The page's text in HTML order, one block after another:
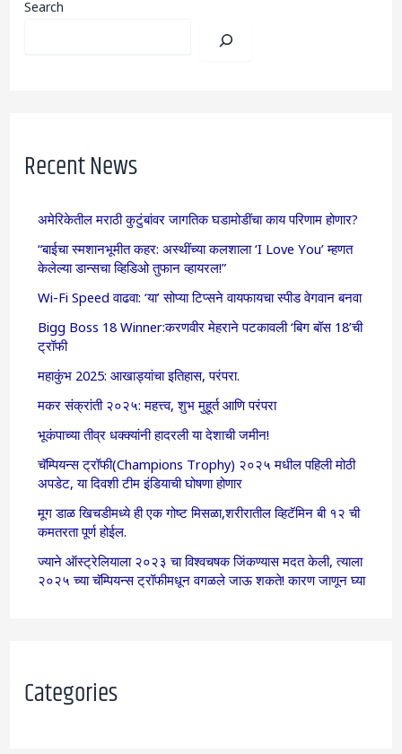
Search
Recent News
अमेरिकेतील मराठी कुटुंबांवर जागतिक घडामोडींचा काय परिणाम होणार?
“बाईचा स्मशानभूमीत कहर: अस्थींच्या कलशाला ‘I Love You’ म्हणत
केलेल्या डान्सचा व्हिडिओ तुफान व्हायरल!”
Wi-Fi Speed वाढवा: ‘या’ सोप्या टिप्सने वायफायचा स्पीड वेगवान बनवा
Bigg Boss 18 Winner:करणवीर मेहराने पटकावली ‘बिग बॉस 18’ची
ट्रॉफी
महाकुंभ 2025: आखाड्यांचा इतिहास, परंपरा.
मकर संक्रांती २०२५: महत्त्व, शुभ मुहूर्त आणि परंपरा
भूकंपाच्या तीव्र धक्क्यांनी हादरली या देशाची जमीन!
चॅम्पियन्स ट्रॉफी(Champions Trophy) २०२५ मधील पहिली मोठी
अपडेट, या दिवशी टीम इंडियाची घोषणा होणार
मूग डाळ खिचडीमध्ये ही एक गोष्ट मिसळा,शरीरातील व्हिटॅमिन बी १२ ची
कमतरता पूर्ण होईल.
ज्याने ऑस्ट्रेलियाला २०२३ चा विश्वचषक जिंकण्यास मदत केली, त्याला
२०२५ च्या चॅम्पियन्स ट्रॉफीमधून वगळले जाऊ शकते! कारण जाणून घ्या
Categories